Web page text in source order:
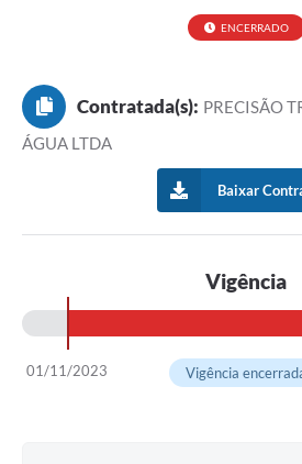
Prefeito Municipal
Vice-Prefeito Municipal
Sala do Empreendedor
Arquivo Histórico
Solicitação Obras
ENCERRADO
Contratada(s): PRECISÃO
ÁGUA LTDA
Baixar
Vigência
01/11/2023 Vigência